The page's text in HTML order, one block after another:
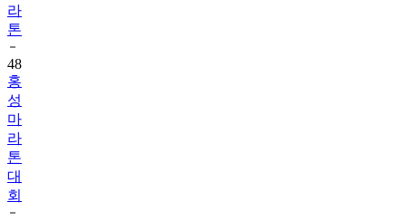
라
톤
48
홍
성
마
라
톤
대
회